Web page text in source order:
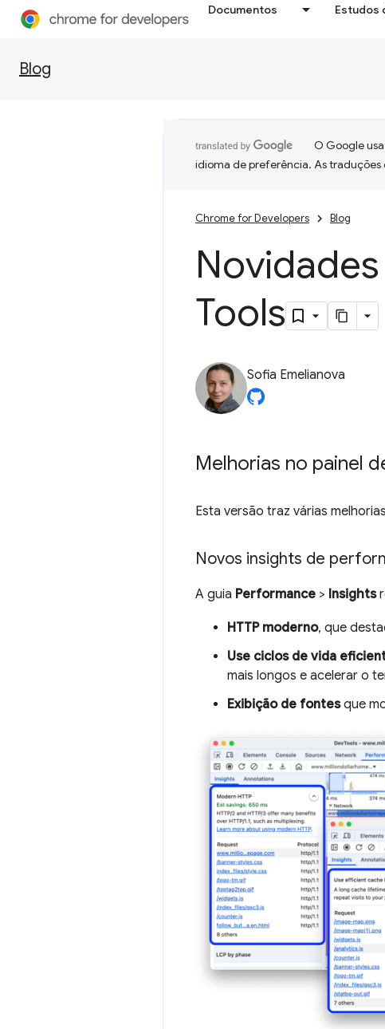
Documentos Estudos
Blog
O Google
idioma de preferência. As traduções
Chrome for Developers Blog
Tools
Sofia Emelianova
Melhorias no painel
Esta versão traz várias
Novos insights de
A guia Performance > Insights
HTTP moderno, que
Use ciclos de vida
mais longos e acelerar o
Exibição de fontesque